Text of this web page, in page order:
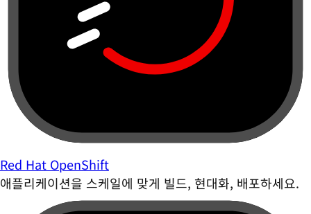
Red Hat OpenShift
애플리케이션을 스케일에 맞게 빌드, 현대화, 배포하세요.